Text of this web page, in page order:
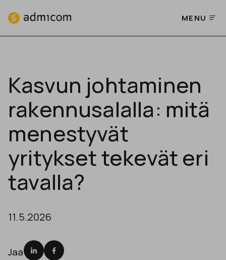
MENU
Kasvun johtaminen
rakennusalalla: mitä
menestyvät
yritykset tekevät eri
tavalla?
11.5.2026
Jaa